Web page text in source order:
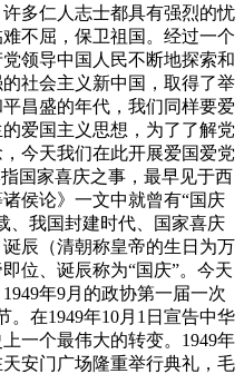
多仁人志士都具有强烈的忧
不屈，保卫祖国。经过一个
领导中国人民不断地探索和
社会主义新中国，取得了举
昌盛的年代，我们同样要爱
爱国主义思想，为了了解党
今天我们在此开展爱国爱党
国家喜庆之事，最早见于西
侯论》一文中就曾有“国庆
、我国封建时代、国家喜庆
辰（清朝称皇帝的生日为万
位、诞辰称为“国庆”。今天
年9月的政协第一届一次
。在1949年10月1日宣告中华
一个最伟大的转变。1949年
安门广场隆重举行典礼，毛